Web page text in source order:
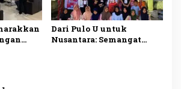
Dari Pulo U untuk
Nusantara: Semangat